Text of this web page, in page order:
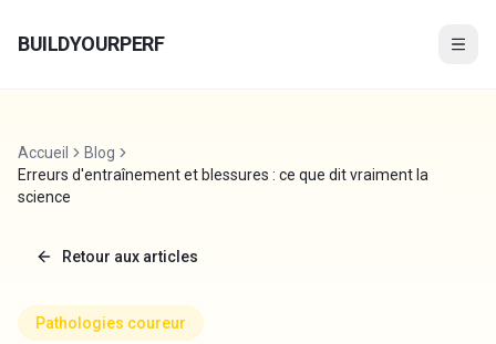
BUILDYOURPERF
Accueil
Blog
Erreurs d'entraînement et blessures : ce que dit vraiment la
science
Retour aux articles
Pathologies coureur